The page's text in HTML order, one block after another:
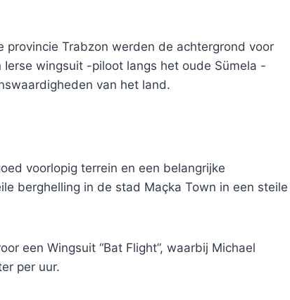
Trabzon werden de achtergrond voor
wingsuit -piloot langs het oude Sümela -
van het land.
voorlopig terrein en een belangrijke
berghelling in de stad Maçka Town in een steile
een Wingsuit “Bat Flight”, waarbij Michael
per uur.